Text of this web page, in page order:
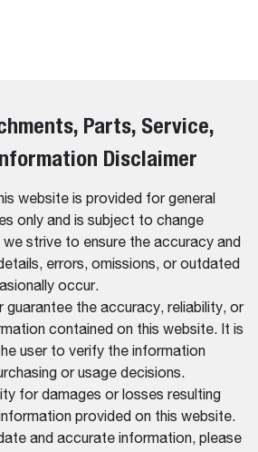
Parts, Service,
Disclaimer
website is provided for general
only and is subject to change
strive to ensure the accuracy and
errors, omissions, or outdated
occur.
guarantee the accuracy, reliability, or
contained on this website. It is
user to verify the information
or usage decisions.
for damages or losses resulting
provided on this website.
and accurate information, please